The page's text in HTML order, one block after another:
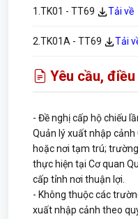
1.TK01 - TT69 Tải về
2.TK01A - TT69 Tải
Yêu cầu,
- Đề nghị cấp hộ chiếu
Quản lý xuất nhập
hoặc nơi tạm trú;
thực hiện tại Cơ quan
cấp tỉnh nơi thuận lợi.
- Không thuộc các
xuất nhập cảnh theo